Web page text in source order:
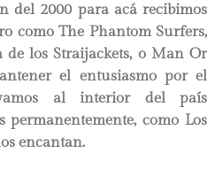
del 2000 para acá recibimos
como The Phantom Surfers,
de los Straijackets, o Man Or
el entusiasmo por el
al interior del país
permanentemente, como Los
encantan.